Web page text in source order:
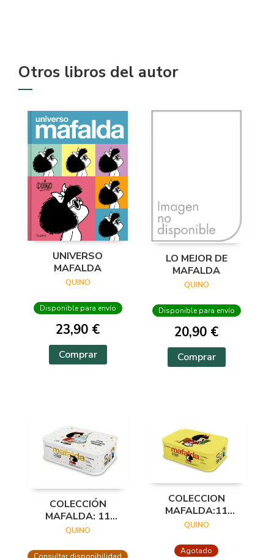
Otros libros del autor
UNIVERSO
MAFALDA
QUINO
Disponible para envío
23,90 €
Comprar
LO MEJOR DE
MAFALDA
QUINO
Disponible para envío
20,90 €
Comprar
COLECCIÓN
MAFALDA: 11
TOMOS EN UNA
(EDICIÓN ¡FELIZ
QUINO
COLECCION
MAFALDA:11
TOMOS (LATA
QUINO
Agotado